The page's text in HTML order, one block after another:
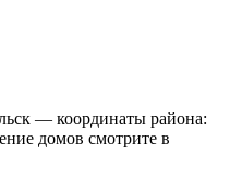
— координаты района:
домов смотрите в